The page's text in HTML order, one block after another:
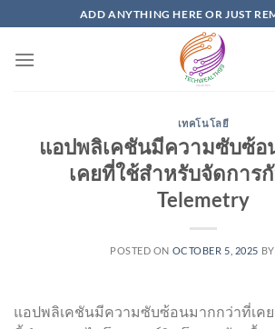
to
content
ADD ANYTHING HERE OR JUST
เทคโนโลยี
แอปพลิเคชันมีความซับซ้อ
เคยที่ใช้สำหรับจัดการ
Telemetry
POSTED ON OCTOBER 5, 2025 BY
แอปพลิเคชันมีความซับซ้อนมากกว่าที่เค